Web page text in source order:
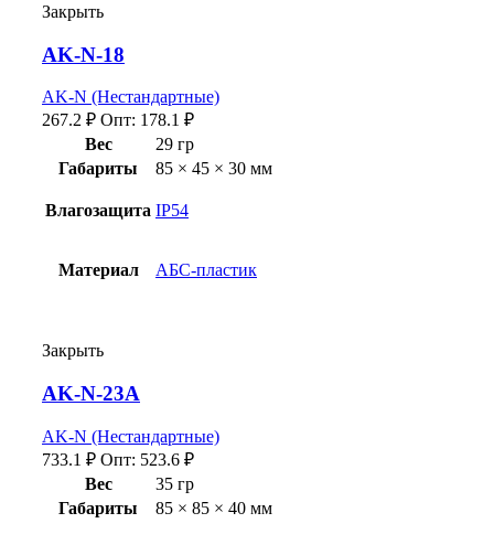
Закрыть
AK-N-18
AK-N (Нестандартные)
267.2 ₽ Опт: 178.1 ₽
Вес
29 гр
Габариты
85 × 45 × 30 мм
Влагозащита IP54
Материал АБС-пластик
Закрыть
AK-N-23A
AK-N (Нестандартные)
733.1 ₽ Опт: 523.6 ₽
Вес
35 гр
Габариты
85 × 85 × 40 мм